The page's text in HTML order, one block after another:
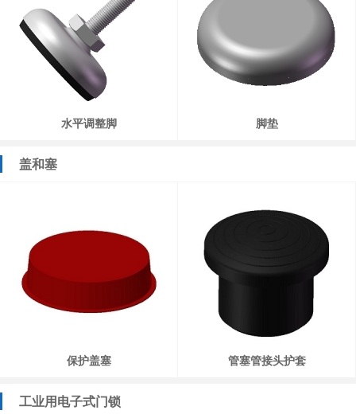
水平调整脚 脚垫
盖和塞
保护盖塞 管塞管接头护套
工业用电子式门锁